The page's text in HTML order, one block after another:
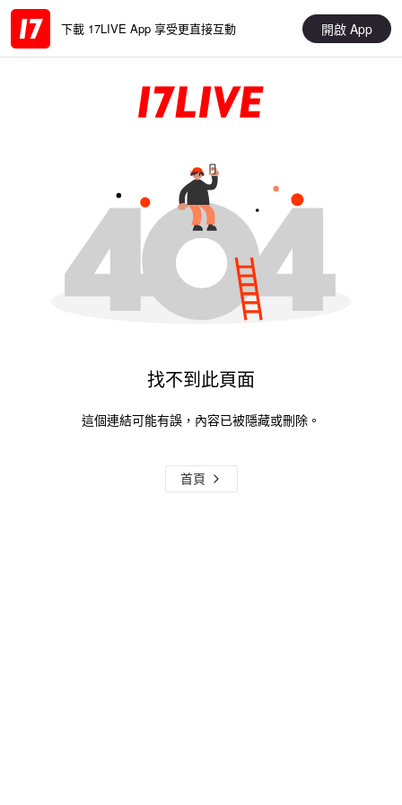
下載 17LIVE App 享受更直接互動 開啟 App
找不到此頁面
這個連結可能有誤，內容已被隱藏或刪除。
首頁